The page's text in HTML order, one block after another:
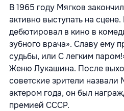
В 1965 году Мягков
активно выступать на
дебютировал в кино в
зубного врача». Славу ему
судьбы, или С легким
Женю Лукашина. После
советские зрители
актером года, он был
премией СССР.